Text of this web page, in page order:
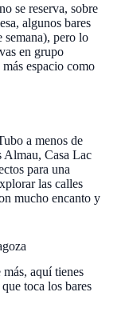
se reserva, sobre
algunos bares
semana), pero lo
en grupo
espacio como
a menos de
Almau, Casa Lac
para una
las calles
mucho encanto y
aquí tienes
toca los bares